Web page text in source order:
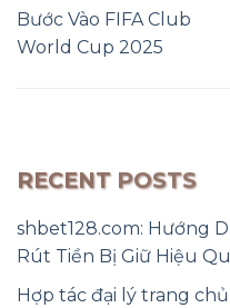
Bước Vào FIFA Club
World Cup 2025
RECENT POSTS
shbet128.com: Hướng
Rút Tiền Bị Giữ Hiệu
Hợp tác đại lý trang chủ